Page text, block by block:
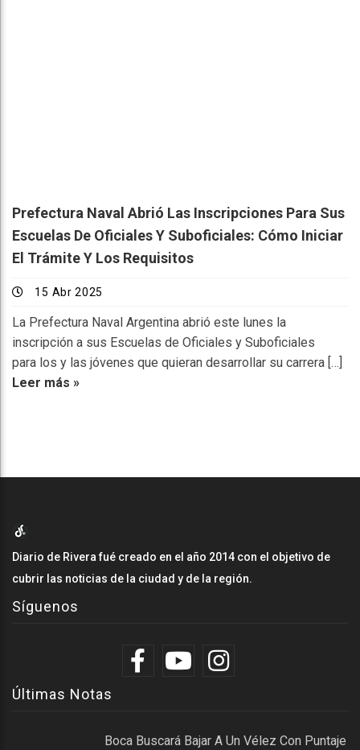
Prefectura Naval Abrió Las Inscripciones Para Sus
Escuelas De Oficiales Y Suboficiales: Cómo Iniciar
El Trámite Y Los Requisitos
15 Abr 2025
La Prefectura Naval Argentina abrió este lunes la
inscripción a sus Escuelas de Oficiales y Suboficiales
para los y las jóvenes que quieran desarrollar su carrera […]
Leer más »
Diario de Rivera fué creado en el año 2014 con el objetivo de
cubrir las noticias de la ciudad y de la región.
Síguenos
Últimas Notas
Boca Buscará Bajar A Un Vélez Con Puntaje